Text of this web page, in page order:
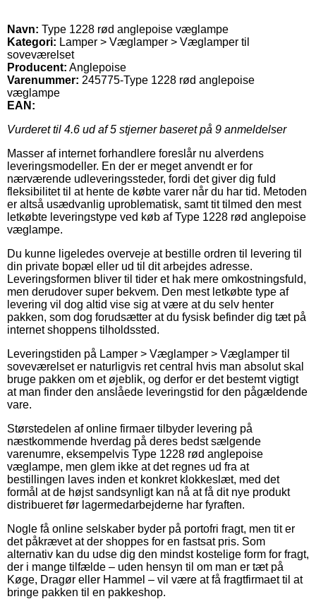
Navn: Type 1228 rød anglepoise væglampe
Kategori: Lamper > Væglamper > Væglamper til
soveværelset
Producent: Anglepoise
Varenummer: 245775-Type 1228 rød anglepoise
væglampe
EAN:
Vurderet til 4.6 ud af 5 stjerner baseret på 9 anmeldelser
Masser af internet forhandlere foreslår nu alverdens
leveringsmodeller. En der er meget anvendt er for
nærværende udleveringssteder, fordi det giver dig fuld
fleksibilitet til at hente de købte varer når du har tid. Metoden
er altså usædvanlig uproblematisk, samt tit tilmed den mest
letkøbte leveringstype ved køb af Type 1228 rød anglepoise
væglampe.
Du kunne ligeledes overveje at bestille ordren til levering til
din private bopæl eller ud til dit arbejdes adresse.
Leveringsformen bliver til tider et hak mere omkostningsfuld,
men derudover super bekvem. Den mest letkøbte type af
levering vil dog altid vise sig at være at du selv henter
pakken, som dog forudsætter at du fysisk befinder dig tæt på
internet shoppens tilholdssted.
Leveringstiden på Lamper > Væglamper > Væglamper til
soveværelset er naturligvis ret central hvis man absolut skal
bruge pakken om et øjeblik, og derfor er det bestemt vigtigt
at man finder den anslåede leveringstid for den pågældende
vare.
Størstedelen af online firmaer tilbyder levering på
næstkommende hverdag på deres bedst sælgende
varenumre, eksempelvis Type 1228 rød anglepoise
væglampe, men glem ikke at det regnes ud fra at
bestillingen laves inden et konkret klokkeslæt, med det
formål at de højst sandsynligt kan nå at få dit nye produkt
distribueret før lagermedarbejderne har fyraften.
Nogle få online selskaber byder på portofri fragt, men tit er
det påkrævet at der shoppes for en fastsat pris. Som
alternativ kan du udse dig den mindst kostelige form for fragt,
der i mange tilfælde – uden hensyn til om man er tæt på
Køge, Dragør eller Hammel – vil være at få fragtfirmaet til at
bringe pakken til en pakkeshop.